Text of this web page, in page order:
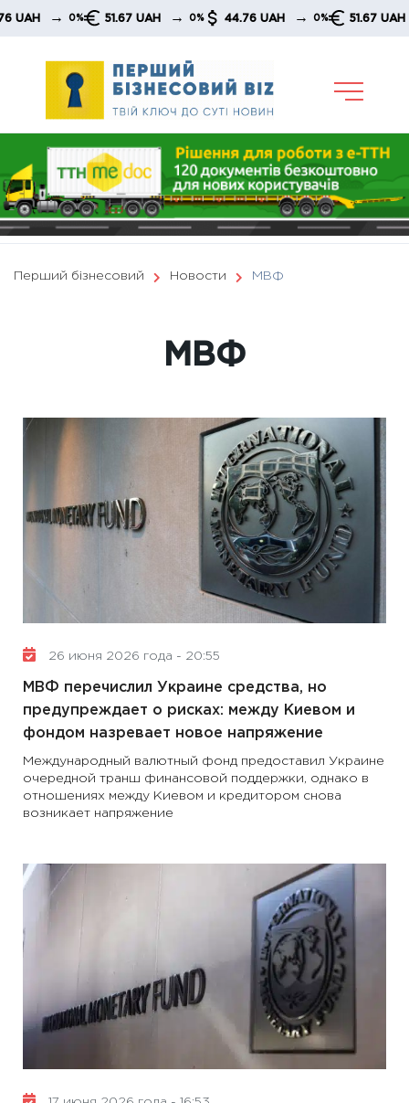
Skip
51.67 UAH → 0% 44.76 UAH → 0% 51.67 UAH → 0%
Перший бізнесовий Новости МВФ
МВФ
26 июня 2026 года - 20:55
МВФ перечислил Украине средства, но
предупреждает о рисках: между Киевом и
фондом назревает новое напряжение
Международный валютный фонд предоставил Украине
очередной транш финансовой поддержки, однако в
отношениях между Киевом и кредитором снова
возникает напряжение